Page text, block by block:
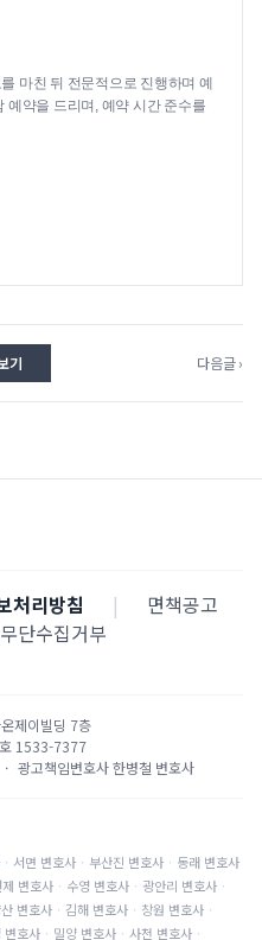
마친 뒤 전문적으로 진행하며 예
예약을 드리며, 예약 시간 준수를
기 다음글 ›
처리방침 |
면책공고
단수집거부
제이빌딩 7층
1533-7377
· 광고책임변호사한병철 변호사
· 서면 변호사 · 부산진 변호사 · 동래 변호사
변호사 · 수영 변호사 · 광안리 변호사 ·
변호사 · 김해 변호사 · 창원 변호사 ·
변호사 · 밀양 변호사 · 사천 변호사 ·